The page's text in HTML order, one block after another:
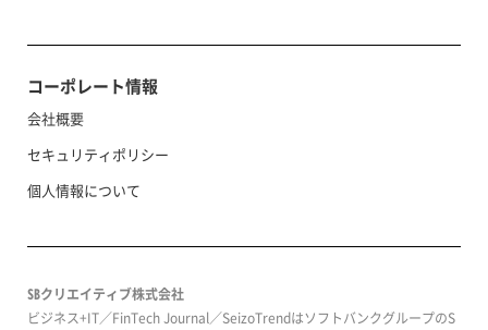
コーポレート情報
会社概要
セキュリティポリシー
個人情報について
SBクリエイティブ株式会社
ビジネス+IT／FinTech Journal／SeizoTrendはソフトバンクグループのS